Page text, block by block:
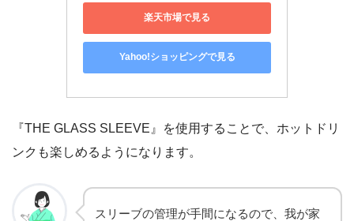
楽天市場で見る
Yahoo!ショッピングで見る
『THE GLASS SLEEVE』を使用することで、ホットドリ
ンクも楽しめるようになります。
スリーブの管理が手間になるので、我が家